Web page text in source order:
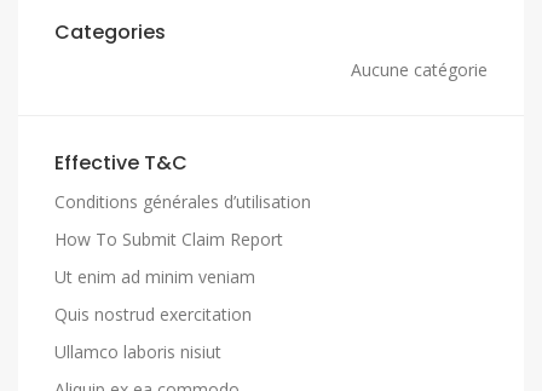
Categories
Aucune catégorie
Effective T&C
Conditions générales d’utilisation
How To Submit Claim Report
Ut enim ad minim veniam
Quis nostrud exercitation
Ullamco laboris nisiut